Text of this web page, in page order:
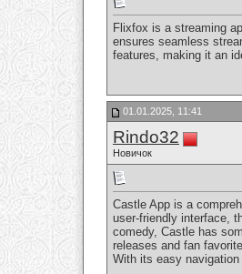
Flixfox is a streaming
ensures seamless
features, making it an
01.01.2025, 11:41
Rindo32
Новичок
Castle App is a
user-friendly interface,
comedy, Castle has
releases and fan
With its easy